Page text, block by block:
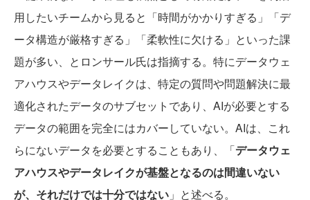
用したいチームから見ると「時間がかかりすぎる」「デ
ータ構造が厳格すぎる」「柔軟性に欠ける」といった課
題が多い、とロンサール氏は指摘する。特にデータウェ
アハウスやデータレイクは、特定の質問や問題解決に最
適化されたデータのサブセットであり、AIが必要とする
データの範囲を完全にはカバーしていない。AIは、これ
らにないデータを必要とすることもあり、「データウェ
アハウスやデータレイクが基盤となるのは間違いない
が、それだけでは十分ではない 」と述べる。